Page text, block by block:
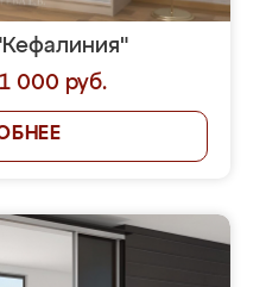
000 руб.